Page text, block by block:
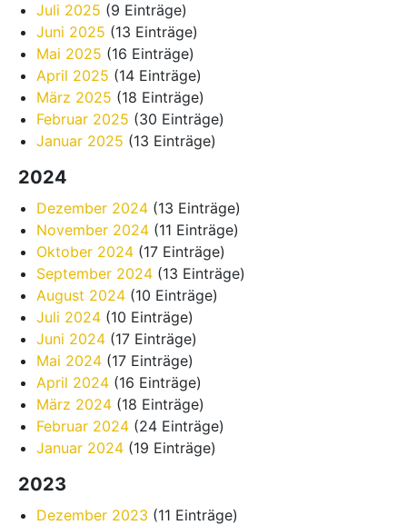
Juli 2025 (9 Einträge)
Juni 2025 (13 Einträge)
Mai 2025 (16 Einträge)
April 2025 (14 Einträge)
März 2025 (18 Einträge)
Februar 2025 (30 Einträge)
Januar 2025 (13 Einträge)
2024
Dezember 2024 (13 Einträge)
November 2024 (11 Einträge)
Oktober 2024 (17 Einträge)
September 2024 (13 Einträge)
August 2024 (10 Einträge)
Juli 2024 (10 Einträge)
Juni 2024 (17 Einträge)
Mai 2024 (17 Einträge)
April 2024 (16 Einträge)
März 2024 (18 Einträge)
Februar 2024 (24 Einträge)
Januar 2024 (19 Einträge)
2023
Dezember 2023 (11 Einträge)